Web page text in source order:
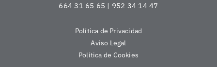
664 31 65 65 | 952 34 14 47
Política de Privacidad
Aviso Legal
Política de Cookies